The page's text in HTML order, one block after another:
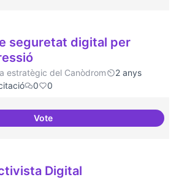
seguretat digital per
estratègic del Canòdrom
2 anys
0 0
VoteTècniques de seguretat digital
Digital